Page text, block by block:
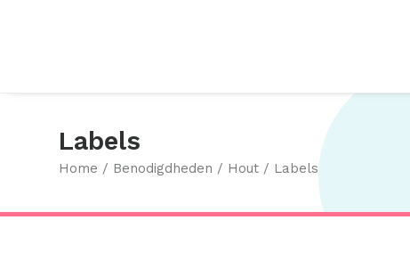
Labels
Home Benodigdheden Hout Labels